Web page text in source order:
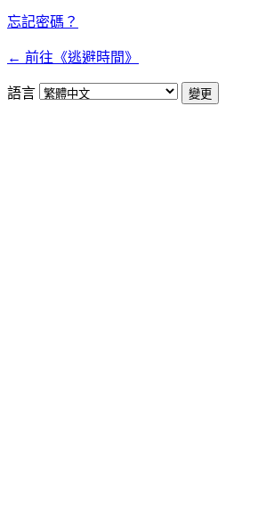
忘記密碼？
← 前往《逃避時間》
語言